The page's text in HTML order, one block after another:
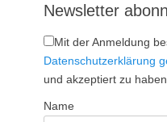
Newsletter
Mit der Anmeldung
Datenschutzerklärung
und akzeptiert zu haben.
Name